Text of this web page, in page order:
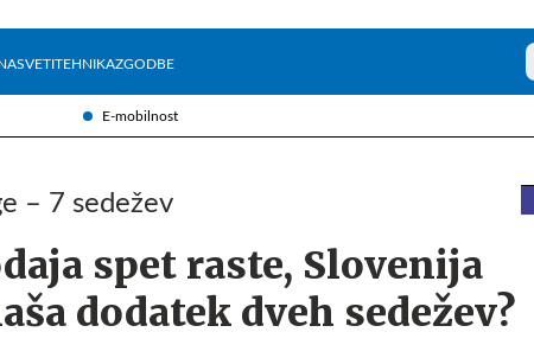
E-mobilnost
TEHNIKAZGODBE
– 7 sedežev
spet raste, Slovenija
dodatek dveh sedežev?